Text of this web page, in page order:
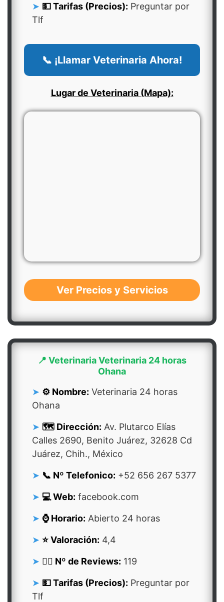
💵 Tarifas (Precios): Preguntar por
Tlf
📞 ¡Llamar Veterinaria Ahora!
Lugar de Veterinaria (Mapa):
Ver Precios y Servicios
📍 Veterinaria Veterinaria 24 horas
Ohana
⚙️ Nombre: Veterinaria 24 horas
Ohana
🗺️ Dirección: Av. Plutarco Elías
Calles 2690, Benito Juárez, 32628 Cd
Juárez, Chih., México
📞 Nº Telefonico: +52 656 267 5377
💻 Web: facebook.com
⌚ Horario: Abierto 24 horas
⭐ Valoración: 4,4
👍🏻 Nº de Reviews: 119
💵 Tarifas (Precios): Preguntar por
Tlf